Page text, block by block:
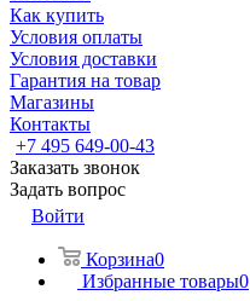
Как купить
Условия оплаты
Условия доставки
Гарантия на товар
Магазины
Контакты
+7 495 649-00-43
Заказать звонок
Задать вопрос
Войти
Корзина0
Избранные товары0